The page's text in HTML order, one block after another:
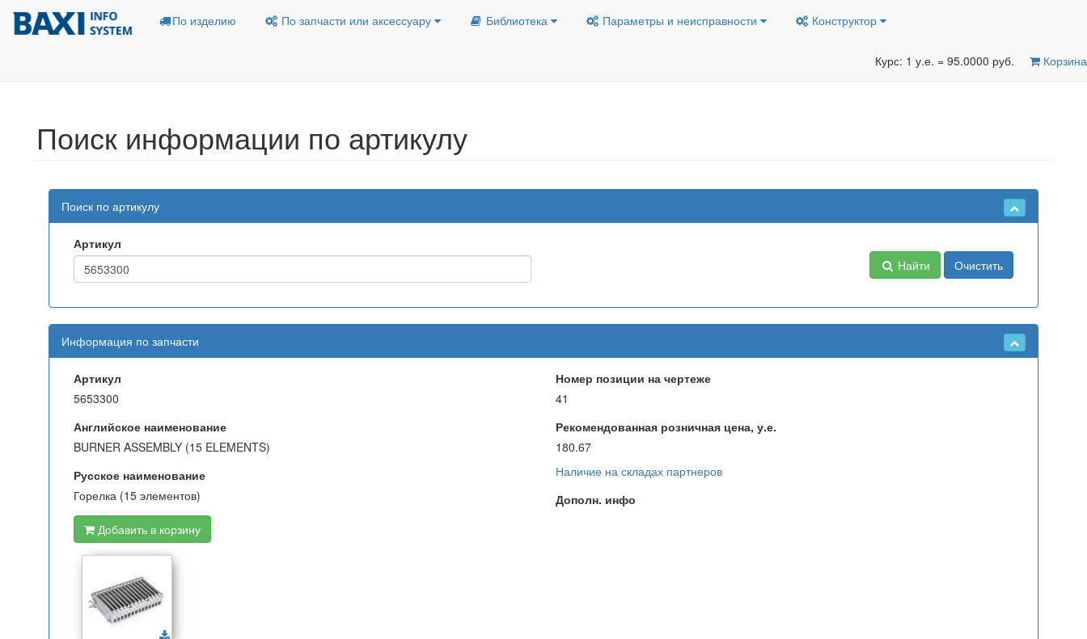
По изделию По запчасти или аксессуару Библиотека Параметры и неисправности Конструктор
Курс: 1 у.е. = 95.0000 руб. Корзина
Поиск информации по артикулу
Поиск по артикулу
Артикул
Найти
Очистить
Информация по запчасти
Артикул
5653300
Английское наименование
BURNER ASSEMBLY (15 ELEMENTS)
Русское наименование
Горелка (15 элементов)
Добавить в корзину
Номер позиции на чертеже
41
Рекомендованная розничная цена, у.е.
180.67
Наличие на складах партнеров
Дополн. инфо